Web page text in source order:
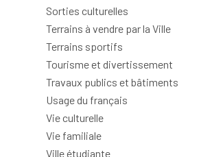
Sorties culturelles
Terrains à vendre par la Ville
Terrains sportifs
Tourisme et divertissement
Travaux publics et bâtiments
Usage du français
Vie culturelle
Vie familiale
Ville étudiante